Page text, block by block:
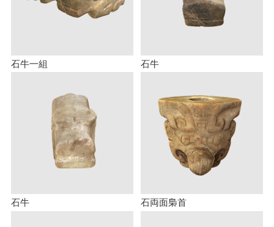
石牛一組 石牛
石牛 石両面梟首